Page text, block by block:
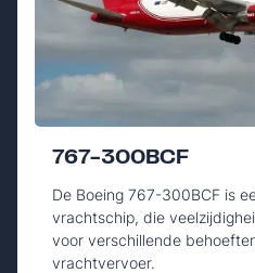
767-300BCF
De Boeing 767-300BCF is
vrachtschip, die
voor verschillende
vrachtvervoer.